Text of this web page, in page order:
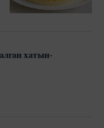
хатын-